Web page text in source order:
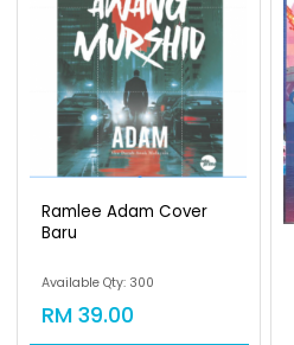
Ramlee Adam Cover
Baru
Available Qty: 300
RM 39.00